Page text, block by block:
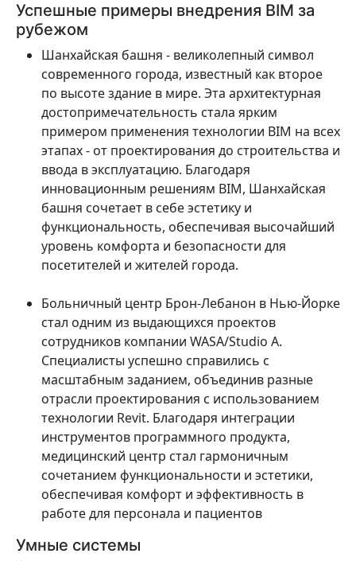
Успешные примеры внедрения BIM за
рубежом
Шанхайская башня - великолепный символ
современного города, известный как второе
по высоте здание в мире. Эта архитектурная
достопримечательность стала ярким
примером применения технологии BIM на всех
этапах - от проектирования до строительства и
ввода в эксплуатацию. Благодаря
инновационным решениям BIM, Шанхайская
башня сочетает в себе эстетику и
функциональность, обеспечивая высочайший
уровень комфорта и безопасности для
посетителей и жителей города.
Больничный центр Брон-Лебанон в Нью-Йорке
стал одним из выдающихся проектов
сотрудников компании WASA/Studio A.
Специалисты успешно справились с
масштабным заданием, объединив разные
отрасли проектирования с использованием
технологии Revit. Благодаря интеграции
инструментов программного продукта,
медицинский центр стал гармоничным
сочетанием функциональности и эстетики,
обеспечивая комфорт и эффективность в
работе для персонала и пациентов
Умные системы